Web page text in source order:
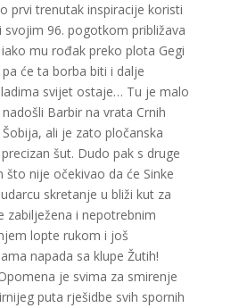
prvi trenutak inspiracije koristi
svojim 96. pogotkom približava
mu rođak preko plota Gegi
će ta borba biti i dalje
svijet ostaje… Tu je malo
Barbir na vrata Crnih
ali je zato pločanska
šut. Dudo pak s druge
što nije očekivao da će Sinke
skretanje u bliži kut za
zabilježena i nepotrebnim
lopte rukom i još
napada sa klupe Žutih!
je svima za smirenje
puta rješidbe svih spornih